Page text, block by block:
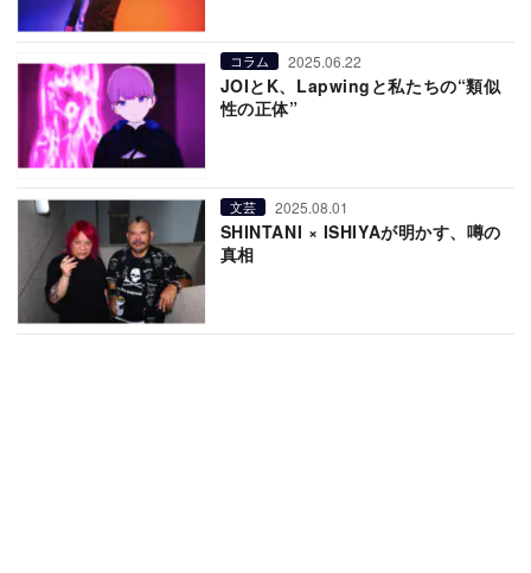
コラム 2025.06.22
JOIとK、Lapwingと私たちの“類似
性の正体”
文芸 2025.08.01
SHINTANI × ISHIYAが明かす、噂の
真相